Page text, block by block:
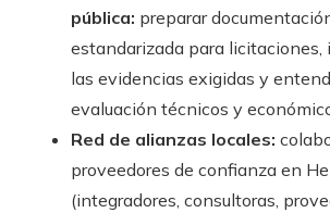
pública: preparar
estandarizada para licitaciones,
las evidencias exigidas y
evaluación técnicos y
Red de alianzas locales:
proveedores de confianza en
(integradores, consultoras,